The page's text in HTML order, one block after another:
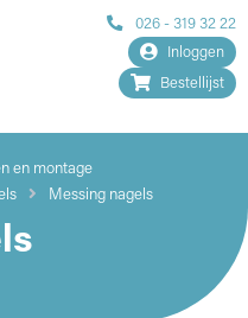
026 - 319 32 22
Inloggen
Bestellijst
en montage
Messing nagels